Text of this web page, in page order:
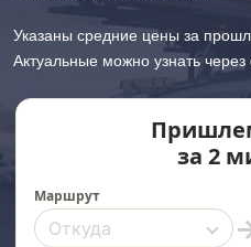
Указаны средние цены за
Актуальные можно узнать
за 2
Маршрут